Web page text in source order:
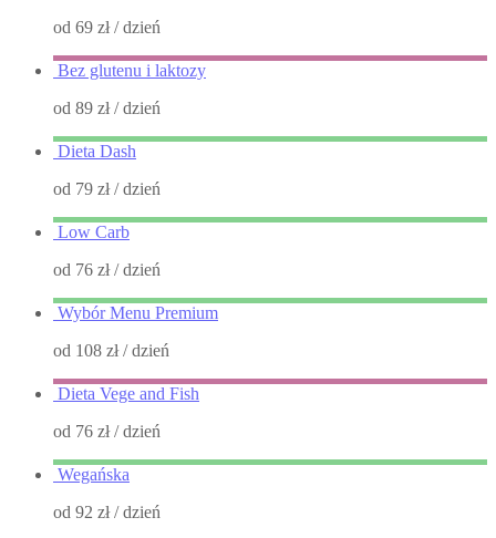
od 69 zł/ dzień
Bez glutenu i laktozy
od 89 zł/ dzień
Dieta Dash
od 79 zł/ dzień
Low Carb
od 76 zł/ dzień
Wybór Menu Premium
od 108 zł/ dzień
Dieta Vege and Fish
od 76 zł/ dzień
Wegańska
od 92 zł/ dzień